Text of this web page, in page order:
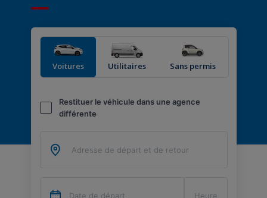
Voitures Utilitaires Sans permis
Restituer le véhicule dans une agence
différente